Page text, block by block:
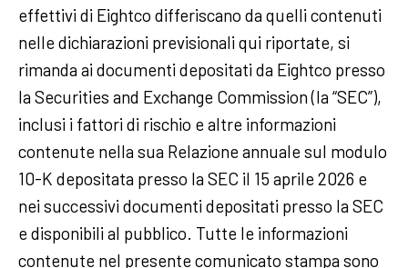
effettivi di Eightco differiscano da quelli contenuti
nelle dichiarazioni previsionali qui riportate, si
rimanda ai documenti depositati da Eightco presso
la Securities and Exchange Commission (la “SEC”),
inclusi i fattori di rischio e altre informazioni
contenute nella sua Relazione annuale sul modulo
10-K depositata presso la SEC il 15 aprile 2026 e
nei successivi documenti depositati presso la SEC
e disponibili al pubblico. Tutte le informazioni
contenute nel presente comunicato stampa sono